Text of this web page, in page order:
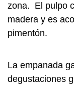
zona. El pulpo
madera y es
pimentón.
La empanada
degustaciones